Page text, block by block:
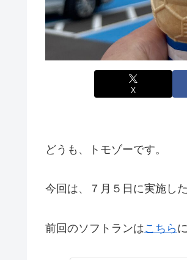
X
どうも、トモゾーです。
今回は、７月５日に実施し
前回のソフトランはこちら